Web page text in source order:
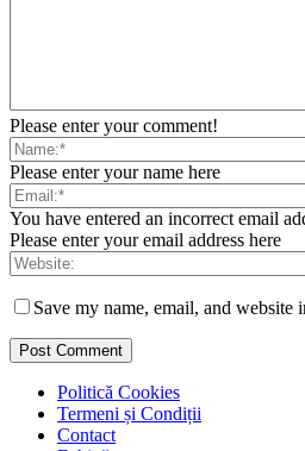
Please enter your comment!
Please enter your name here
You have entered an incorrect email
Please enter your email address here
Save my name, email, and
Politică Cookies
Termeni și Condiții
Contact